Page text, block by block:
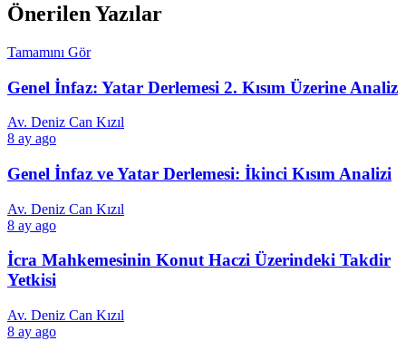
Önerilen Yazılar
Tamamını Gör
Genel İnfaz: Yatar Derlemesi 2. Kısım Üzerine Analiz
Av. Deniz Can Kızıl
8 ay ago
Genel İnfaz ve Yatar Derlemesi: İkinci Kısım Analizi
Av. Deniz Can Kızıl
8 ay ago
İcra Mahkemesinin Konut Haczi Üzerindeki Takdir
Yetkisi
Av. Deniz Can Kızıl
8 ay ago